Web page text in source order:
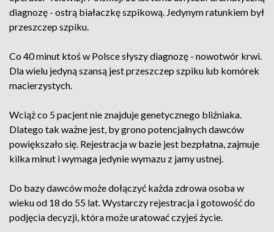
diagnozę - ostrą białaczkę szpikową. Jedynym ratunkiem był
przeszczep szpiku.
Co 40 minut ktoś w Polsce słyszy diagnozę - nowotwór krwi.
Dla wielu jedyną szansą jest przeszczep szpiku lub komórek
macierzystych.
Wciąż co 5 pacjent nie znajduje genetycznego bliźniaka.
Dlatego tak ważne jest, by grono potencjalnych dawców
powiększało się. Rejestracja w bazie jest bezpłatna, zajmuje
kilka minut i wymaga jedynie wymazu z jamy ustnej.
Do bazy dawców może dołączyć każda zdrowa osoba w
wieku od 18 do 55 lat. Wystarczy rejestracja i gotowość do
podjęcia decyzji, która może uratować czyjeś życie.